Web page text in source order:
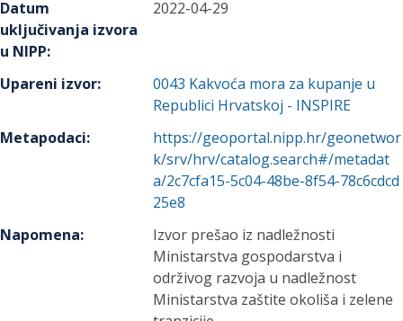
Datum
uključivanja izvora
u NIPP:
2022-04-29
Upareni izvor: 0043 Kakvoća mora za kupanje u
Republici Hrvatskoj - INSPIRE
Metapodaci:
https://geoportal.nipp.hr/geonetwor
k/srv/hrv/catalog.search#/metadat
a/2c7cfa15-5c04-48be-8f54-78c6cdcd
25e8
Napomena:
Izvor prešao iz nadležnosti
Ministarstva gospodarstva i
održivog razvoja u nadležnost
Ministarstva zaštite okoliša i zelene